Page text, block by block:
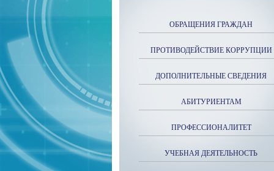
ОБРАЩЕНИЯ ГРАЖДАН
ПРОТИВОДЕЙСТВИЕ КОРРУПЦИИ
ДОПОЛНИТЕЛЬНЫЕ СВЕДЕНИЯ
АБИТУРИЕНТАМ
ПРОФЕССИОНАЛИТЕТ
УЧЕБНАЯ ДЕЯТЕЛЬНОСТЬ